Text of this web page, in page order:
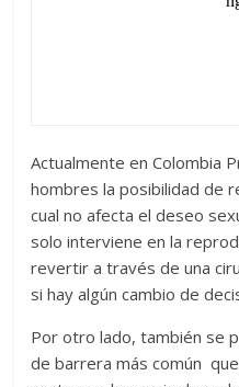
Actualmente en Colombia
hombres la posibilidad de
cual no afecta el deseo
solo interviene en la
revertir a través de una
si hay algún cambio de
Por otro lado, también se
de barrera más común